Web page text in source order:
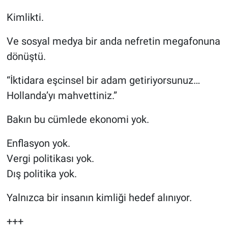
Kimlikti.
Ve sosyal medya bir anda nefretin megafonuna
dönüştü.
“İktidara eşcinsel bir adam getiriyorsunuz…
Hollanda’yı mahvettiniz.”
Bakın bu cümlede ekonomi yok.
Enflasyon yok.
Vergi politikası yok.
Dış politika yok.
Yalnızca bir insanın kimliği hedef alınıyor.
+++